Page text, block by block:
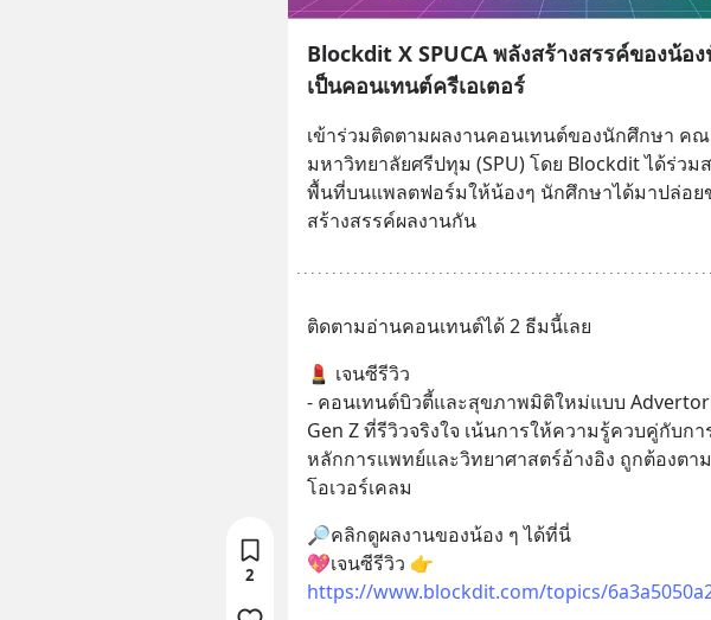
Blockdit X SPUCA พลังสร้างสรรค์ของน้อ
เป็นคอนเทนต์ครีเอเตอร์
เข้าร่วมติดตามผลงานคอนเทนต์ของนักศึกษา ค
มหาวิทยาลัยศรีปทุม (SPU) โดย Blockdit ได้ร่ว
พื้นที่บนแพลตฟอร์มให้น้องๆ นักศึกษาได้มาปล่อย
สร้างสรรค์ผลงานกัน
ติดตามอ่านคอนเทนต์ได้ 2 ธีมนี้เลย
💄 เจนซีรีวิว
- คอนเทนต์บิวตี้และสุขภาพมิติใหม่แบบ
Gen Z ที่รีวิวจริงใจ เน้นการให้ความรู้ควบคู่กับก
หลักการแพทย์และวิทยาศาสตร์อ้างอิง ถูกต้องตา
โอเวอร์เคลม
🔎คลิกดูผลงานของน้อง ๆ ได้ที่นี่
💖เจนซีรีวิว 👉
https://www.blockdit.com/topics/
2